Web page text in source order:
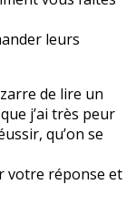
leurs
de lire un
j’ai très peur
qu’on se
votre réponse et